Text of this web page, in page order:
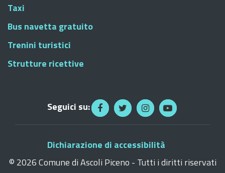
Taxi
Bus navetta gratuito
Trenini turistici
Strutture ricettive
Seguici su:
Dichiarazione di accessibilità
© 2026 Comune di Ascoli Piceno - Tutti i diritti riservati